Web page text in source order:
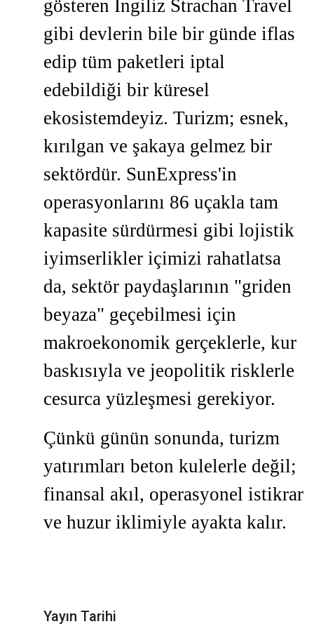
gösteren İngiliz Strachan Travel
gibi devlerin bile bir günde iflas
edip tüm paketleri iptal
edebildiği bir küresel
ekosistemdeyiz. Turizm; esnek,
kırılgan ve şakaya gelmez bir
sektördür. SunExpress'in
operasyonlarını 86 uçakla tam
kapasite sürdürmesi gibi lojistik
iyimserlikler içimizi rahatlatsa
da, sektör paydaşlarının "griden
beyaza" geçebilmesi için
makroekonomik gerçeklerle, kur
baskısıyla ve jeopolitik risklerle
cesurca yüzleşmesi gerekiyor.
Çünkü günün sonunda, turizm
yatırımları beton kulelerle değil;
finansal akıl, operasyonel istikrar
ve huzur iklimiyle ayakta kalır.
Yayın Tarihi